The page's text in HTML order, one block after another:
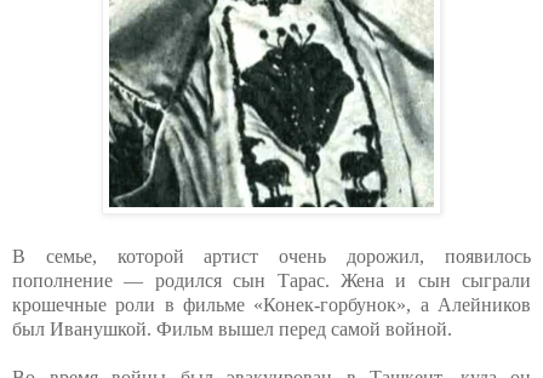
В семье, которой артист очень дорожил, появилось
пополнение — родился сын Тарас. Жена и сын сыграли
крошечные роли в фильме «Конек-горбунок», а Алейников
был Иванушкой. Фильм вышел перед самой войной.